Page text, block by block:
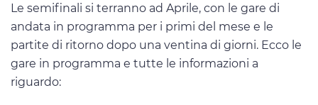
Le semifinali si terranno ad Aprile, con le gare di
andata in programma per i primi del mese e le
partite di ritorno dopo una ventina di giorni. Ecco le
gare in programma e tutte le informazioni a
riguardo: